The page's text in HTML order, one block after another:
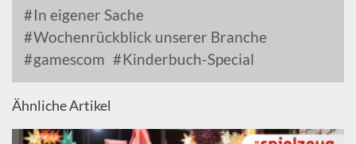
In eigener Sache
Wochenrückblick unserer Branche
gamescom
Kinderbuch-Special
Ähnliche Artikel